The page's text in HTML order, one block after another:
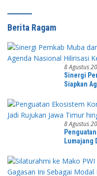
Berita Ragam
8 Agustus
Sinergi
Siapkan
8 Agustus
Lumajang